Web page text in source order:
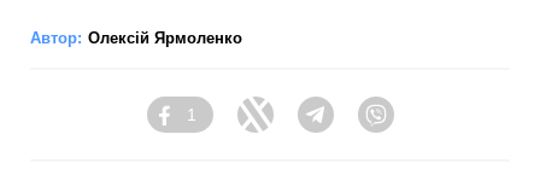
Автор: Олексій Ярмоленко
Facebook
1
Twitter TelegramViber